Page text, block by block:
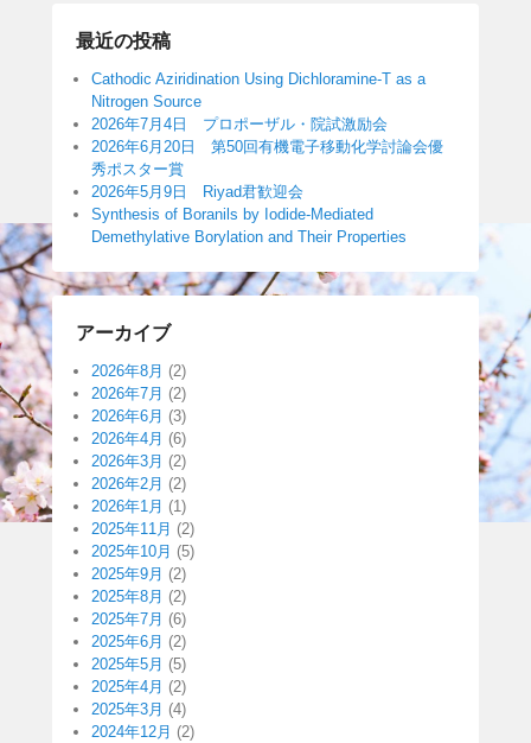
最近の投稿
Cathodic Aziridination Using Dichloramine-T as a
Nitrogen Source
2026年7月4日 プロポーザル・院試激励会
2026年6月20日 第50回有機電子移動化学討論会優
秀ポスター賞
2026年5月9日 Riyad君歓迎会
Synthesis of Boranils by Iodide-Mediated
Demethylative Borylation and Their Properties
アーカイブ
2026年8月 (2)
2026年7月 (2)
2026年6月 (3)
2026年4月 (6)
2026年3月 (2)
2026年2月 (2)
2026年1月 (1)
2025年11月 (2)
2025年10月 (5)
2025年9月 (2)
2025年8月 (2)
2025年7月 (6)
2025年6月 (2)
2025年5月 (5)
2025年4月 (2)
2025年3月 (4)
2024年12月 (2)